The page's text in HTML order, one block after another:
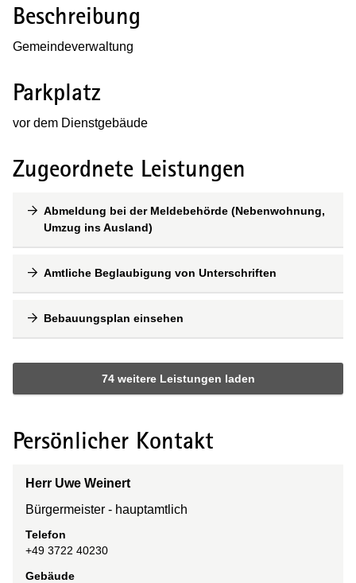
Beschreibung
Gemeindeverwaltung
Parkplatz
vor dem Dienstgebäude
Zugeordnete Leistungen
Abmeldung bei der Meldebehörde (Nebenwohnung,
Umzug ins Ausland)
Amtliche Beglaubigung von Unterschriften
Bebauungsplan einsehen
74 weitere Leistungen laden
Persönlicher Kontakt
Herr Uwe Weinert
Bürgermeister - hauptamtlich
Telefon
+49 3722 40230
Gebäude